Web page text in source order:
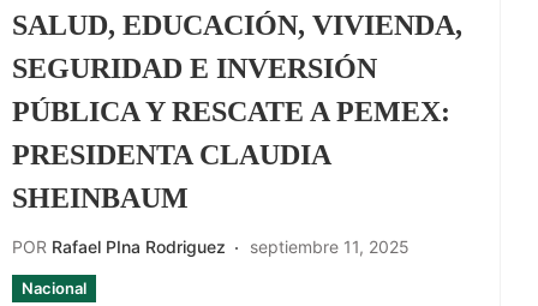
SALUD, EDUCACIÓN, VIVIENDA,
SEGURIDAD E INVERSIÓN
PÚBLICA Y RESCATE A PEMEX:
PRESIDENTA CLAUDIA
SHEINBAUM
POR Rafael PIna Rodriguez septiembre 11, 2025
Nacional